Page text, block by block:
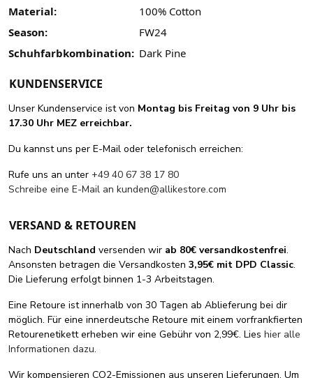
Material:
100% Cotton
Season:
FW24
Schuhfarbkombination: Dark Pine
KUNDENSERVICE
Unser Kundenservice ist von Montag bis Freitag von 9 Uhr bis
17.30 Uhr MEZ erreichbar.
Du kannst uns per E-Mail oder telefonisch erreichen:
Rufe uns an unter +49 40 67 38 17 80
Schreibe eine E-Mail an kunden@allikestore.com
VERSAND & RETOUREN
Nach Deutschland versenden wir ab 80€ versandkostenfrei.
Ansonsten betragen die Versandkosten 3,95€ mit DPD Classic.
Die Lieferung erfolgt binnen 1-3 Arbeitstagen.
Eine Retoure ist innerhalb von 30 Tagen ab Ablieferung bei dir
möglich. Für eine innerdeutsche Retoure mit einem vorfrankfierten
Retourenetikett erheben wir eine Gebühr von 2,99€. Lies hier alle
Informationen dazu.
Wir kompensieren CO2-Emissionen aus unseren Lieferungen. Um